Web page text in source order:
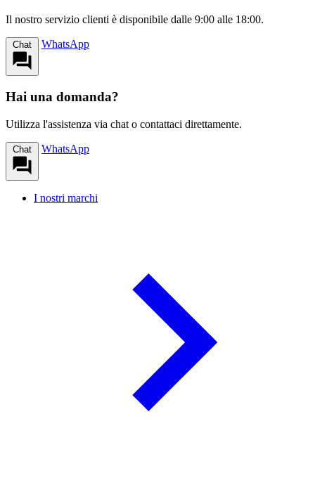
Il nostro servizio clienti è disponibile dalle 9:00 alle 18:00.
Chat WhatsApp
Hai una domanda?
Utilizza l'assistenza via chat o contattaci direttamente.
Chat WhatsApp
I nostri marchi